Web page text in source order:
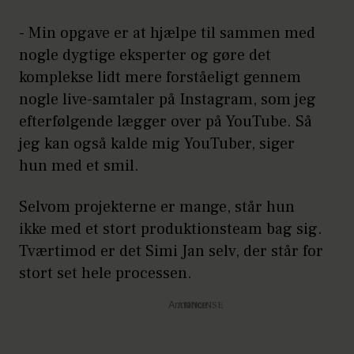
- Min opgave er at hjælpe til sammen med
nogle dygtige eksperter og gøre det
komplekse lidt mere forståeligt gennem
nogle live-samtaler på Instagram, som jeg
efterfølgende lægger over på YouTube. Så
jeg kan også kalde mig YouTuber, siger
hun med et smil.
Selvom projekterne er mange, står hun
ikke med et stort produktionsteam bag sig.
Tværtimod er det Simi Jan selv, der står for
stort set hele processen.
Annonce